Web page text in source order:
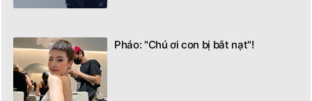
Pháo: "Chú ơi con bị bắt nạt"!